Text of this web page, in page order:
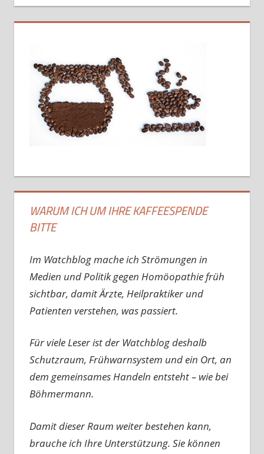
WARUM ICH UM IHRE KAFFEESPENDE
BITTE
Im Watchblog mache ich Strömungen in
Medien und Politik gegen Homöopathie früh
sichtbar, damit Ärzte, Heilpraktiker und
Patienten verstehen, was passiert.
Für viele Leser ist der Watchblog deshalb
Schutzraum, Frühwarnsystem und ein Ort, an
dem gemeinsames Handeln entsteht – wie bei
Böhmermann.
Damit dieser Raum weiter bestehen kann,
brauche ich Ihre Unterstützung. Sie können